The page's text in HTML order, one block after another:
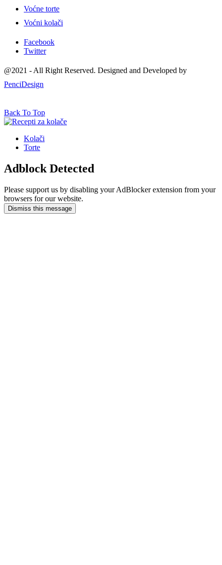
Voćne torte
Voćni kolači
Facebook
Twitter
@2021 - All Right Reserved. Designed and Developed by
PenciDesign
Back To Top
Kolači
Torte
Adblock Detected
Please support us by disabling your AdBlocker extension from your
browsers for our website.
Dismiss this message